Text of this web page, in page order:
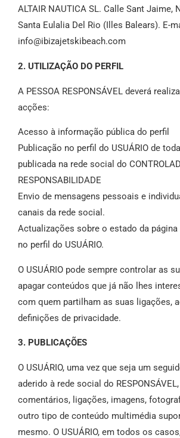
ALTAIR NAUTICA SL. Calle Sant Jaime,
Santa Eulalia Del Rio (Illes Balears). E-
info@ibizajetskibeach.com
2. UTILIZAÇÃO DO PERFIL
A PESSOA RESPONSÁVEL deverá
acções:
Acesso à informação pública do perfil
Publicação no perfil do USUÁRIO de
publicada na rede social do
RESPONSABILIDADE
Envio de mensagens pessoais e
canais da rede social.
Actualizações sobre o estado da
no perfil do USUÁRIO.
O USUÁRIO pode sempre controlar as
apagar conteúdos que já não lhes
com quem partilham as suas ligações,
definições de privacidade.
3. PUBLICAÇÕES
O USUÁRIO, uma vez que seja um
aderido à rede social do
comentários, ligações, imagens,
outro tipo de conteúdo multimédia
mesmo. O USUÁRIO, em todos os